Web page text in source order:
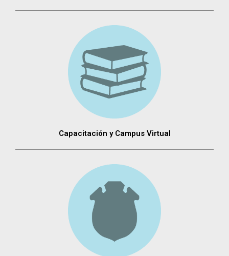
Capacitación y Campus Virtual